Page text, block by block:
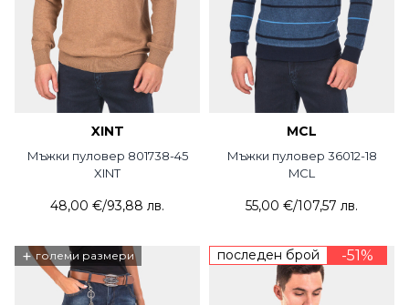
XINT
Мъжки пуловер 801738-45
XINT
48,00 €/93,88 лв.
MCL
Мъжки пуловер 36012-18
MCL
55,00 €/107,57 лв.
+ големи размери последен брой -51%